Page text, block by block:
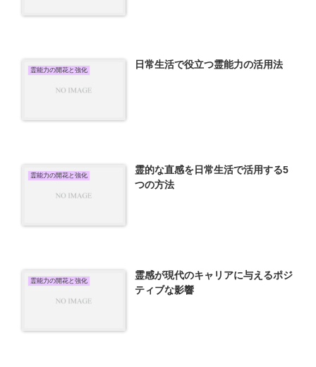
霊能力の開花と強化 日常生活で役立つ霊能力の活用法
霊能力の開花と強化
霊的な直感を日常生活で活用する5
つの方法
霊能力の開花と強化
霊感が現代のキャリアに与えるポジ
ティブな影響